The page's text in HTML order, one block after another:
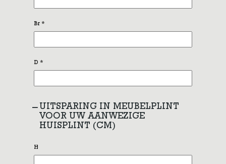
Br *
D *
UITSPARING IN MEUBELPLINT
VOOR UW AANWEZIGE
HUISPLINT (CM)
H